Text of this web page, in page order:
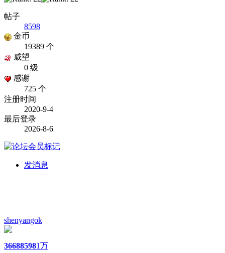
帖子
8598
金币
19389 个
威望
0 级
感谢
725 个
注册时间
2020-9-4
最后登录
2026-8-6
发消息
shenyangok
366885981万